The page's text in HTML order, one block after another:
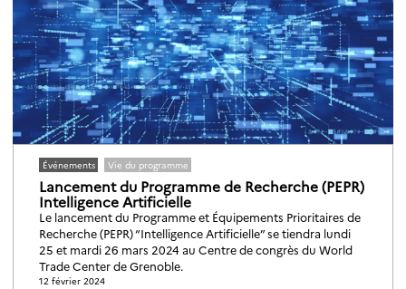
Événements Vie du programme
Lancement du Programme de Recherche (PEPR)
Intelligence Artificielle
Le lancement du Programme et Équipements Prioritaires de
Recherche (PEPR) “Intelligence Artificielle” se tiendra lundi
25 et mardi 26 mars 2024 au Centre de congrès du World
Trade Center de Grenoble.
12 février 2024